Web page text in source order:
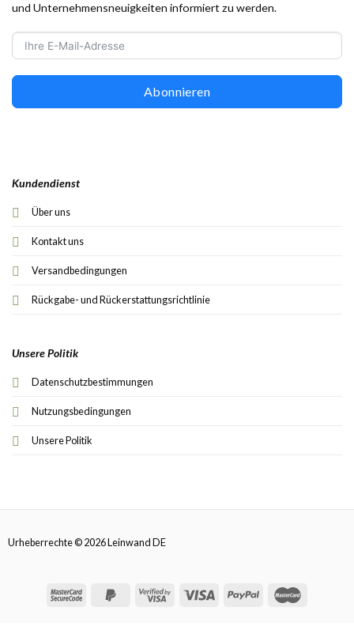
Kundendienst
Über uns
Kontakt uns
Versandbedingungen
Rückgabe- und Rückerstattungsrichtlinie
Unsere Politik
Datenschutzbestimmungen
Nutzungsbedingungen
Unsere Politik
und Unternehmensneuigkeiten informiert zu werden.
Abonnieren
Urheberrechte © 2026 Leinwand DE